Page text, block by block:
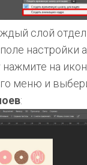
слой
настройки
нажмите на
меню и
: